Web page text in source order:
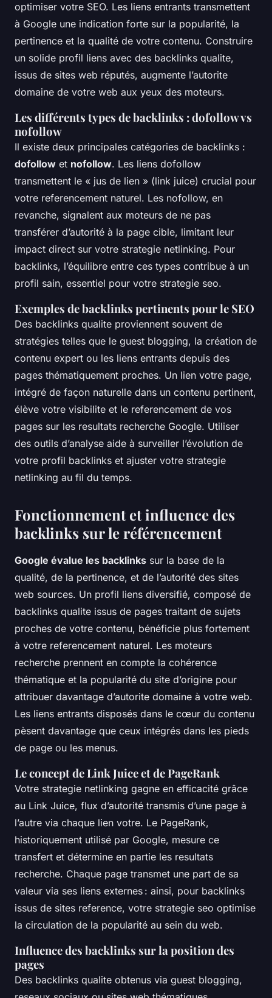
optimiser votre SEO. Les liens entrants transmettent
à Google une indication forte sur la popularité, la
pertinence et la qualité de votre contenu. Construire
un solide profil liens avec des backlinks qualite,
issus de sites web réputés, augmente l’autorite
domaine de votre web aux yeux des moteurs.
Les différents types de backlinks : dofollow vs
nofollow
Il existe deux principales catégories de backlinks :
dofollow et nofollow. Les liens dofollow
transmettent le « jus de lien » (link juice) crucial pour
votre referencement naturel. Les nofollow, en
revanche, signalent aux moteurs de ne pas
transférer d’autorité à la page cible, limitant leur
impact direct sur votre strategie netlinking. Pour
backlinks, l’équilibre entre ces types contribue à un
profil sain, essentiel pour votre strategie seo.
Exemples de backlinks pertinents pour le SEO
Des backlinks qualite proviennent souvent de
stratégies telles que le guest blogging, la création de
contenu expert ou les liens entrants depuis des
pages thématiquement proches. Un lien votre page,
intégré de façon naturelle dans un contenu pertinent,
élève votre visibilite et le referencement de vos
pages sur les resultats recherche Google. Utiliser
des outils d’analyse aide à surveiller l’évolution de
votre profil backlinks et ajuster votre strategie
netlinking au fil du temps.
Fonctionnement et influence des
backlinks sur le référencement
Google évalue les backlinks sur la base de la
qualité, de la pertinence, et de l’autorité des sites
web sources. Un profil liens diversifié, composé de
backlinks qualite issus de pages traitant de sujets
proches de votre contenu, bénéficie plus fortement
à votre referencement naturel. Les moteurs
recherche prennent en compte la cohérence
thématique et la popularité du site d’origine pour
attribuer davantage d’autorite domaine à votre web.
Les liens entrants disposés dans le cœur du contenu
pèsent davantage que ceux intégrés dans les pieds
de page ou les menus.
Le concept de Link Juice et de PageRank
Votre strategie netlinking gagne en efficacité grâce
au Link Juice, flux d’autorité transmis d’une page à
l’autre via chaque lien votre. Le PageRank,
historiquement utilisé par Google, mesure ce
transfert et détermine en partie les resultats
recherche. Chaque page transmet une part de sa
valeur via ses liens externes : ainsi, pour backlinks
issus de sites reference, votre strategie seo optimise
la circulation de la popularité au sein du web.
Influence des backlinks sur la position des
pages
Des backlinks qualite obtenus via guest blogging,